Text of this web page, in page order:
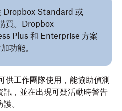
Dropbox Standard 或
買。Dropbox
Plus 和 Enterprise 方案
功能。
供工作團隊使用，能協助偵測
訊，並在出現可疑活動時警告
。